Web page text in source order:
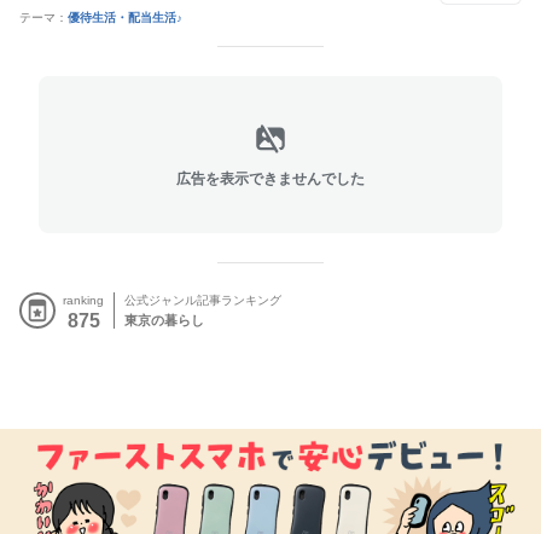
テーマ： 優待生活・配当生活♪
広告を表示できませんでした
ranking
875
公式ジャンル記事ランキング
東京の暮らし